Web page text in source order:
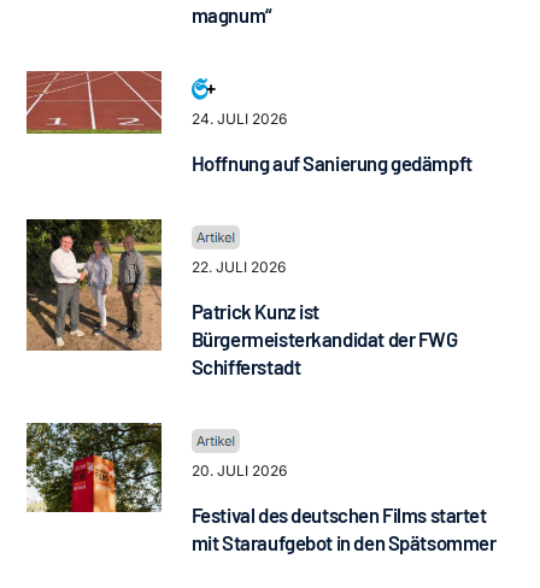
magnum“
24. JULI 2026
Hoffnung auf Sanierung gedämpft
22. JULI 2026
Patrick Kunz ist
Bürgermeisterkandidat der FWG
Schifferstadt
20. JULI 2026
Festival des deutschen Films startet
mit Staraufgebot in den Spätsommer